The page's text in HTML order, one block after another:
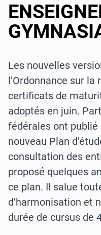
Les nouvelles
l’Ordonnance sur
certificats de
adoptés en juin.
fédérales ont publié
nouveau Plan
consultation des
proposé quelques
ce plan. Il salue
d’harmonisation et
durée de cursus de